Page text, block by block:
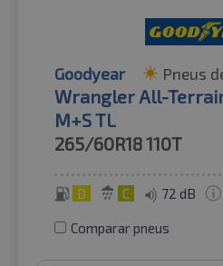
Goodyear Pneus
Wrangler All-
M+S TL
265/60R18110T
D C 72 dB
Comparar pneus